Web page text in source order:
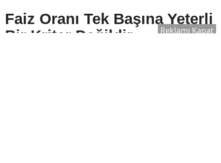
Faiz Oranı Tek Başına Yeterli
Bir Kriter Değildir
Reklamı Kapat